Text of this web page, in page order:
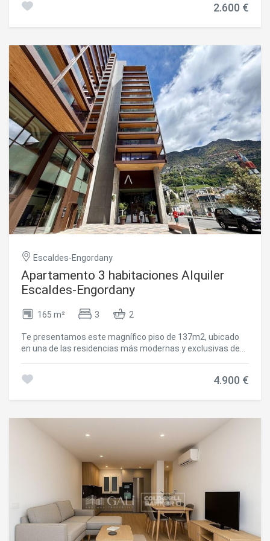
minutos.~La vivienda dispone de 100 m2 más una terraza
día. La terraza tiene acceso directo desde el
comedor.~Cuenta con:~ 4 habitaciones~ 2 baños~ Altillo
de 20 m2 útiles~ Plaza de parking incluida~ Cocina
independiente totalmente equipada~ Zona de lavandería~
Piso amueblado y en muy buen estado~Dos de las
habitaciones disponen de ventanas tipo Velux.~El altillo
ofrece un espacio adicional ideal como despacho, sala de
juegos o zona de descanso, aportando el encanto y la
amplitud propios de un dúplex.~Gastos a cuenta: 125 €
mensuales.~Ideal para familias o personas que busquen
comodidad, espacio y una excelente ubicación en el centro
de Andorra.~NO SE ADMITEN MASCOTAS.
#ref:05158/5210
2.600 €
Escaldes-Engordany
Apartamento 3 habitaciones Alquiler
Escaldes-Engordany
165 m² 3 2
Te presentamos este magnífico piso de 137m2, ubicado
en una de las residencias más modernas y exclusivas de
confort, diseño y una ubicación privilegiada en
ofrecer la máxima comodidad. Las otras dos habitaciones,
dormitorios, despacho o espacio multifuncional.~~El
amplio salón-comedor destaca por sus grandes
ventanales que ofrecen una vista panorámica al valle,
llenando el espacio de luz natural durante todo el día.~~La
cocina, moderna y totalmente equipada con
electrodomésticos de alta gama, se integra
perfectamente en la zona de día, combinando
funcionalidad y estilo.~~El piso cuenta con dos baños
completos, ambos con acabados de primera calidad y
4.900 €